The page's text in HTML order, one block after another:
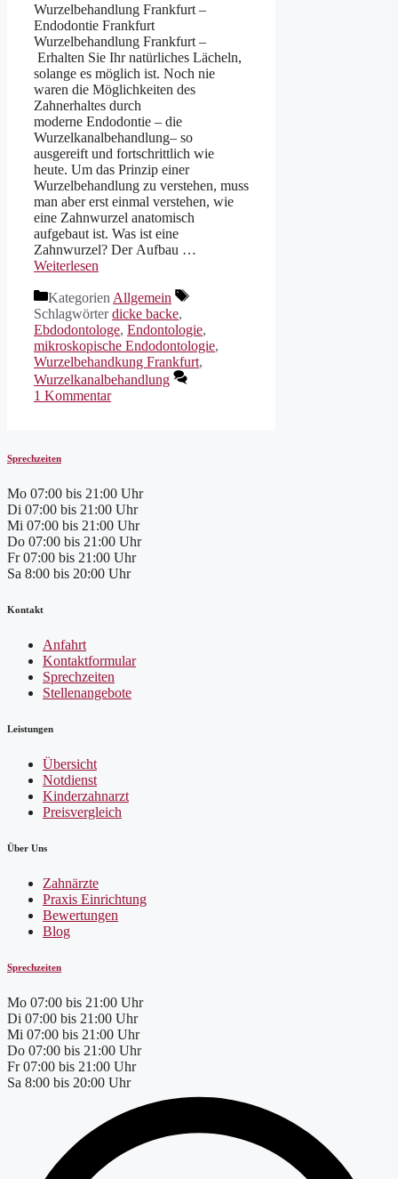
Wurzelbehandlung Frankfurt –
Endodontie Frankfurt
Wurzelbehandlung Frankfurt –
Erhalten Sie Ihr natürliches Lächeln,
solange es möglich ist. Noch nie
waren die Möglichkeiten des
Zahnerhaltes durch
moderne Endodontie – die
Wurzelkanalbehandlung– so
ausgereift und fortschrittlich wie
heute. Um das Prinzip einer
Wurzelbehandlung zu verstehen, muss
man aber erst einmal verstehen, wie
eine Zahnwurzel anatomisch
aufgebaut ist. Was ist eine
Zahnwurzel? Der Aufbau …
Weiterlesen
Kategorien Allgemein
Schlagwörterdicke backe,
Ebdodontologe, Endontologie,
mikroskopische Endodontologie,
Wurzelbehandkung Frankfurt,
Wurzelkanalbehandlung
1 Kommentar
Sprechzeiten
Mo 07:00 bis 21:00 Uhr
Di 07:00 bis 21:00 Uhr
Mi 07:00 bis 21:00 Uhr
Do 07:00 bis 21:00 Uhr
Fr 07:00 bis 21:00 Uhr
Sa 8:00 bis 20:00 Uhr
Kontakt
Anfahrt
Kontaktformular
Sprechzeiten
Stellenangebote
Leistungen
Übersicht
Notdienst
Kinderzahnarzt
Preisvergleich
Über Uns
Zahnärzte
Praxis Einrichtung
Bewertungen
Blog
Sprechzeiten
Mo 07:00 bis 21:00 Uhr
Di 07:00 bis 21:00 Uhr
Mi 07:00 bis 21:00 Uhr
Do 07:00 bis 21:00 Uhr
Fr 07:00 bis 21:00 Uhr
Sa 8:00 bis 20:00 Uhr